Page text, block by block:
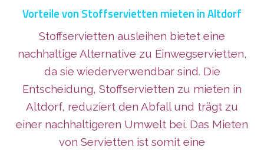
Vorteile von Stoffservietten mieten in Altdorf
Stoffservietten ausleihen bietet eine
nachhaltige Alternative zu Einwegservietten,
da sie wiederverwendbar sind. Die
Entscheidung, Stoffservietten zu mieten in
Altdorf, reduziert den Abfall und trägt zu
einer nachhaltigeren Umwelt bei. Das Mieten
von Servietten ist somit eine